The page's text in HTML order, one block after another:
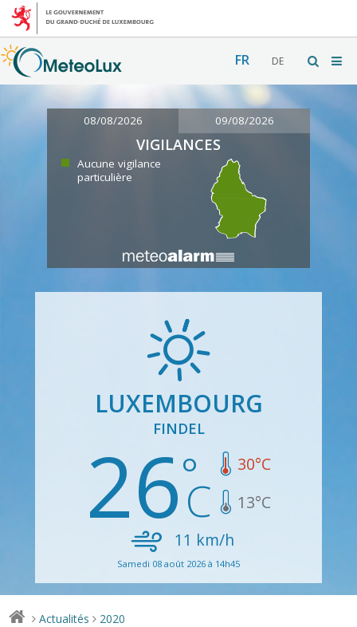
FR DE
08/08/2026 09/08/2026
VIGILANCES
Aucune vigilance
particulière
LUXEMBOURG
FINDEL
26 30°C
13°C
11 km/h
Samedi 08 août 2026 à 14h45
> Actualités > 2020